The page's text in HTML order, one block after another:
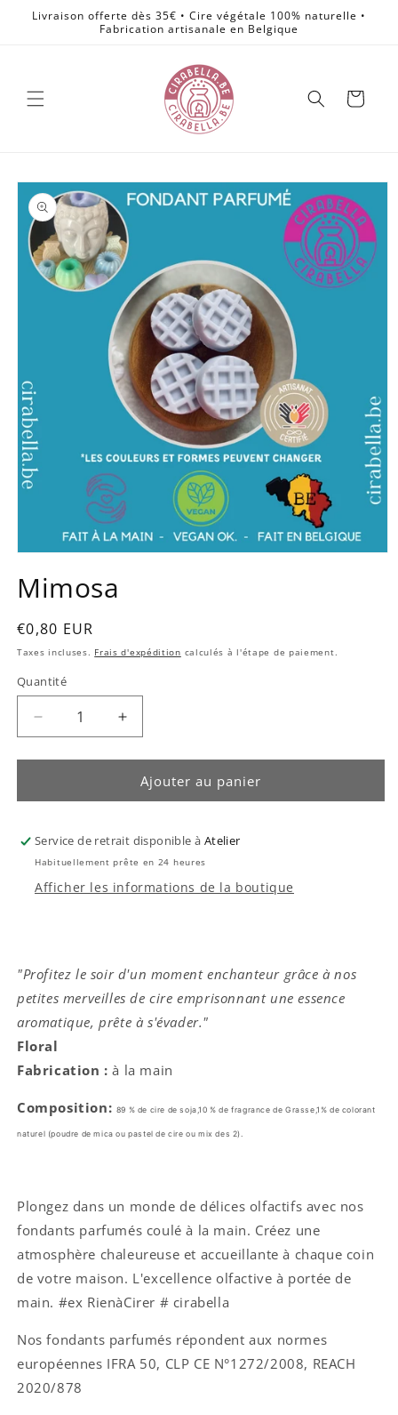
passer
Livraison offerte dès 35€ • Cire végétale 100% naturelle •
Fabrication artisanale en Belgique
Panier
Passer aux
informations
produits
média
1
une
fenêtre
modale
Mimosa
Prix
habituel
€0,80 EUR
Taxes incluses. Frais d'expédition calculés à l'étape de paiement.
Quantité
Quantité
Réduire
la
quantité
Mimosa
Augmenter
la
quantité
Mimosa
Ajouter au panier
Service de retrait disponible à Atelier
Habituellement prête en 24 heures
Afficher les informations de la boutique
"Profitez le soir d'un moment enchanteur grâce à nos
petites merveilles de cire emprisonnant une essence
aromatique, prête à s'évader."
Floral
Fabrication :à la main
Composition: 89 % de cire de soja,10 % de fragrance de Grasse,1% de colorant
naturel (poudre de mica ou pastel de cire ou mix des 2).
Plongez dans un monde de délices olfactifs avec nos
fondants parfumés coulé à la main. Créez une
atmosphère chaleureuse et accueillante à chaque coin
de votre maison. L'excellence olfactive à portée de
main. #ex RienàCirer # cirabella
Nos fondants parfumés répondent aux normes
européennes IFRA 50, CLP CE N°1272/2008, REACH
2020/878